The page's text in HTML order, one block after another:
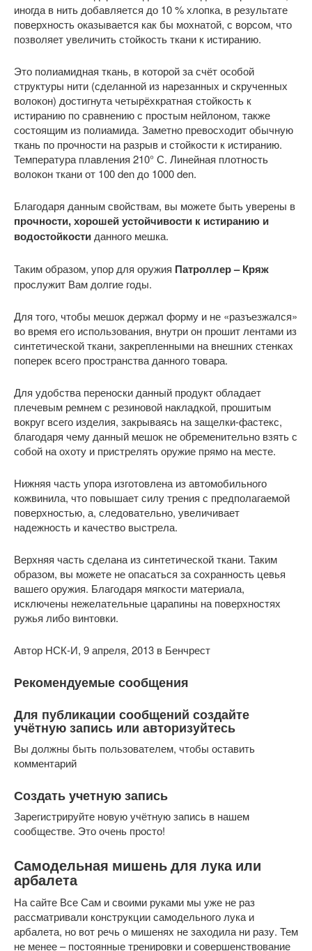
иногда в нить добавляется до 10 % хлопка, в результате
поверхность оказывается как бы мохнатой, с ворсом, что
позволяет увеличить стойкость ткани к истиранию.
Это полиамидная ткань, в которой за счёт особой
структуры нити (сделанной из нарезанных и скрученных
волокон) достигнута четырёхкратная стойкость к
истиранию по сравнению с простым нейлоном, также
состоящим из полиамида. Заметно превосходит обычную
ткань по прочности на разрыв и стойкости к истиранию.
Температура плавления 210° С. Линейная плотность
волокон ткани от 100 den до 1000 den.
Благодаря данным свойствам, вы можете быть уверены в
прочности, хорошей устойчивости к истиранию и
водостойкости данного мешка.
Таким образом, упор для оружия Патроллер – Кряж
прослужит Вам долгие годы.
Для того, чтобы мешок держал форму и не «разъезжался»
во время его использования, внутри он прошит лентами из
синтетической ткани, закрепленными на внешних стенках
поперек всего пространства данного товара.
Для удобства переноски данный продукт обладает
плечевым ремнем с резиновой накладкой, прошитым
вокруг всего изделия, закрываясь на защелки-фастекс,
благодаря чему данный мешок не обременительно взять с
собой на охоту и пристрелять оружие прямо на месте.
Нижняя часть упора изготовлена из автомобильного
кожвинила, что повышает силу трения с предполагаемой
поверхностью, а, следовательно, увеличивает
надежность и качество выстрела.
Верхняя часть сделана из синтетической ткани. Таким
образом, вы можете не опасаться за сохранность цевья
вашего оружия. Благодаря мягкости материала,
исключены нежелательные царапины на поверхностях
ружья либо винтовки.
Автор НСК-И, 9 апреля, 2013 в Бенчрест
Рекомендуемые сообщения
Для публикации сообщений создайте
учётную запись или авторизуйтесь
Вы должны быть пользователем, чтобы оставить
комментарий
Создать учетную запись
Зарегистрируйте новую учётную запись в нашем
сообществе. Это очень просто!
Самодельная мишень для лука или
арбалета
На сайте Все Сам и своими руками мы уже не раз
рассматривали конструкции самодельного лука и
арбалета, но вот речь о мишенях не заходила ни разу. Тем
не менее – постоянные тренировки и совершенствование